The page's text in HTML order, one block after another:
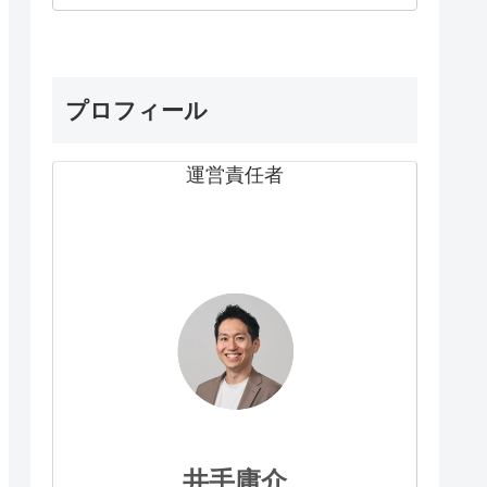
プロフィール
運営責任者